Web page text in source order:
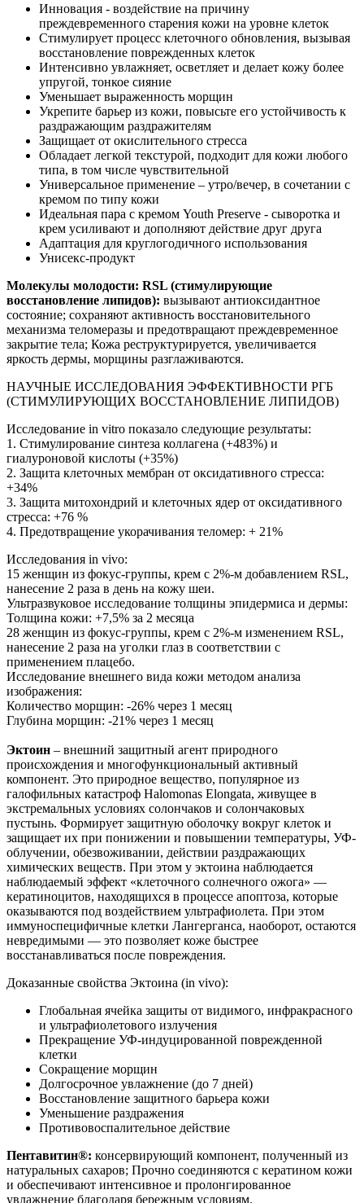
Инновация - воздействие на причину
преждевременного старения кожи на уровне клеток
Стимулирует процесс клеточного обновления, вызывая
восстановление поврежденных клеток
Интенсивно увлажняет, осветляет и делает кожу более
упругой, тонкое сияние
Уменьшает выраженность морщин
Укрепите барьер из кожи, повысьте его устойчивость к
раздражающим раздражителям
Защищает от окислительного стресса
Обладает легкой текстурой, подходит для кожи любого
типа, в том числе чувствительной
Универсальное применение – утро/вечер, в сочетании с
кремом по типу кожи
Идеальная пара с кремом Youth Preserve - сыворотка и
крем усиливают и дополняют действие друг друга
Адаптация для круглогодичного использования
Унисекс-продукт
Молекулы молодости: RSL (стимулирующие
восстановление липидов): вызывают антиоксидантное
состояние; сохраняют активность восстановительного
механизма теломеразы и предотвращают преждевременное
закрытие тела; Кожа реструктурируется, увеличивается
яркость дермы, морщины разглаживаются.
НАУЧНЫЕ ИССЛЕДОВАНИЯ ЭФФЕКТИВНОСТИ РГБ
(СТИМУЛИРУЮЩИХ ВОССТАНОВЛЕНИЕ ЛИПИДОВ)
Исследование in vitro показало следующие результаты:
1. Стимулирование синтеза коллагена (+483%) и
гиалуроновой кислоты (+35%)
2. Защита клеточных мембран от оксидативного стресса:
+34%
3. Защита митохондрий и клеточных ядер от оксидативного
стресса: +76 %
4. Предотвращение укорачивания теломер: + 21%
Исследования in vivo:
15 женщин из фокус-группы, крем с 2%-м добавлением RSL,
нанесение 2 раза в день на кожу шеи.
Ультразвуковое исследование толщины эпидермиса и дермы:
Толщина кожи: +7,5% за 2 месяца
28 женщин из фокус-группы, крем с 2%-м изменением RSL,
нанесение 2 раза на уголки глаз в соответствии с
применением плацебо.
Исследование внешнего вида кожи методом анализа
изображения:
Количество морщин: -26% через 1 месяц
Глубина морщин: -21% через 1 месяц
Эктоин – внешний защитный агент природного
происхождения и многофункциональный активный
компонент. Это природное вещество, популярное из
галофильных катастроф Halomonas Elongata, живущее в
экстремальных условиях солончаков и солончаковых
пустынь. Формирует защитную оболочку вокруг клеток и
защищает их при понижении и повышении температуры, УФ-
облучении, обезвоживании, действии раздражающих
химических веществ. При этом у эктоина наблюдается
наблюдаемый эффект «клеточного солнечного ожога» —
кератиноцитов, находящихся в процессе апоптоза, которые
оказываются под воздействием ультрафиолета. При этом
иммуноспецифичные клетки Лангерганса, наоборот, остаются
невредимыми — это позволяет коже быстрее
восстанавливаться после повреждения.
Доказанные свойства Эктоина (in vivo):
Глобальная ячейка защиты от видимого, инфракрасного
и ультрафиолетового излучения
Прекращение УФ-индуцированной поврежденной
клетки
Сокращение морщин
Долгосрочное увлажнение (до 7 дней)
Восстановление защитного барьера кожи
Уменьшение раздражения
Противовоспалительное действие
Пентавитин®: консервирующий компонент, полученный из
натуральных сахаров; Прочно соединяются с кератином кожи
и обеспечивают интенсивное и пролонгированное
увлажнение благодаря бережным условиям.